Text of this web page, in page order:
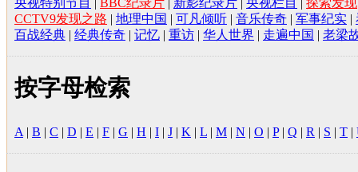
CCTV9发现之路 | 地理中国 | 可凡倾听 | 音乐传奇 | 军事纪实 |
百战经典 | 经典传奇 | 记忆 | 重访 | 华人世界 | 走遍中国 | 老梁
按字母检索
A | B | C | D | E | F | G | H | I | J | K | L | M | N | O | P| Q | R | S | T |